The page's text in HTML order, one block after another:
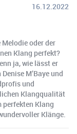
16.12.2022
Melodie oder der
Klang perfekt?
ja, wie lässt er
M’Baye und
und
Klangqualität
perfekten Klang
Klänge.